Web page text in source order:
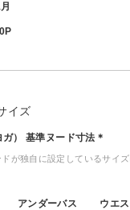
イズ
） 基準ヌード寸法＊
が独自に設定しているサイ
アンダーバス
ウエス